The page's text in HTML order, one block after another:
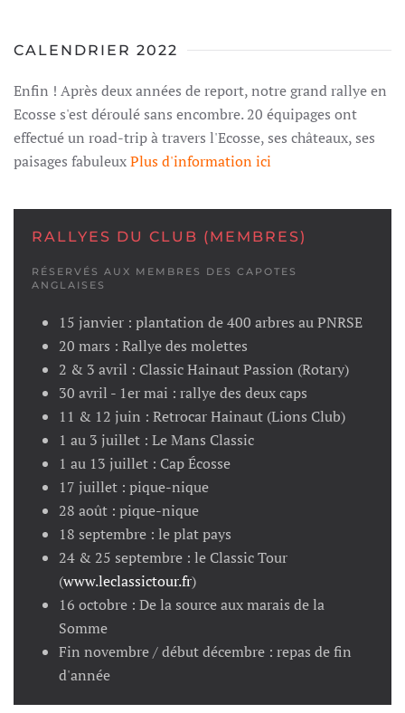
CALENDRIER 2022
Enfin ! Après deux années de report, notre grand rallye en
Ecosse s'est déroulé sans encombre. 20 équipages ont
effectué un road-trip à travers l'Ecosse, ses châteaux, ses
paisages fabuleuxPlus d'information ici
RALLYES DU CLUB (MEMBRES)
RÉSERVÉS AUX MEMBRES DES CAPOTES
ANGLAISES
15 janvier : plantation de 400 arbres au PNRSE
20 mars : Rallye des molettes
2 & 3 avril : Classic Hainaut Passion (Rotary)
30 avril - 1er mai : rallye des deux caps
11 & 12 juin : Retrocar Hainaut (Lions Club)
1 au 3 juillet : Le Mans Classic
1 au 13 juillet : Cap Écosse
17 juillet : pique-nique
28 août : pique-nique
18 septembre : le plat pays
24 & 25 septembre : le Classic Tour
(www.leclassictour.fr)
16 octobre : De la source aux marais de la
Somme
Fin novembre / début décembre : repas de fin
d'année